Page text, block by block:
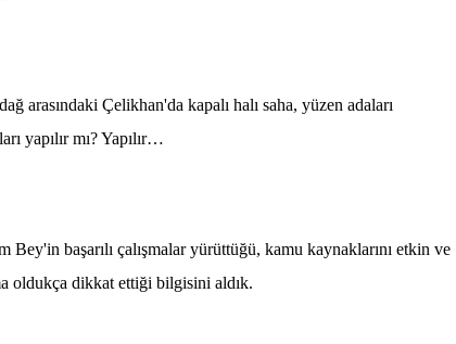
Çelikhan'da kapalı halı saha, yüzen adaları
yapılır mı? Yapılır…
başarılı çalışmalar yürüttüğü, kamu kaynaklarını etkin ve
oldukça dikkat ettiği bilgisini aldık.